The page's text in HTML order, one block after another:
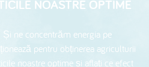
NOASTRE OPTIME
ne concentrăm energia pe
pentru obținerea agriculturii
noastre optime și aflați ce efect